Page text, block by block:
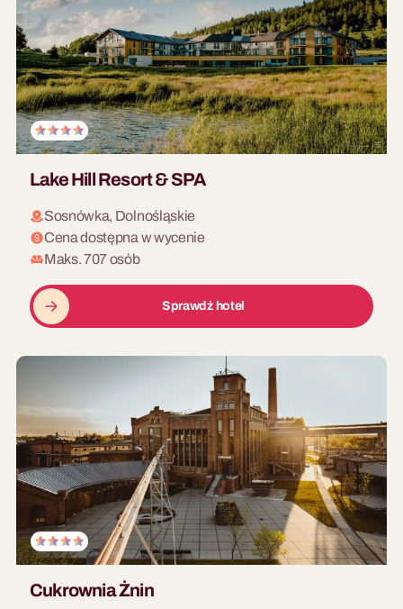
Lake Hill Resort & SPA
Sosnówka, Dolnośląskie
Cena dostępna w wycenie
Maks. 707 osób
Sprawdź hotel
Cukrownia Żnin